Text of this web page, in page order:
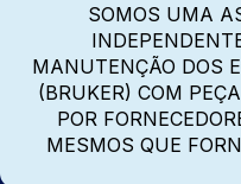
SOMOS UMA
MANUTENÇÃO DOS
(BRUKER) COM
POR
MESMOS QUE